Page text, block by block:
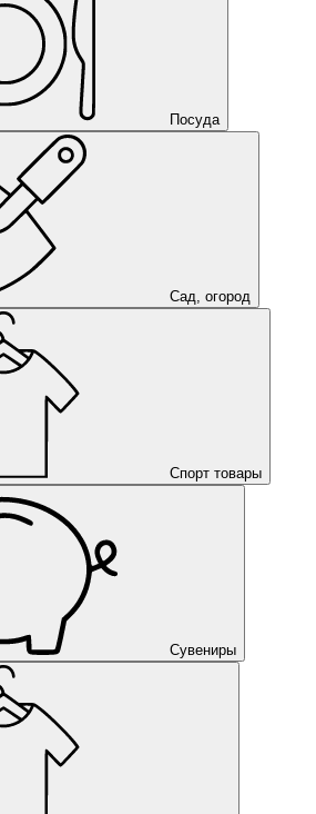
Посуда
Сад, огород
Спорт товары
Сувениры